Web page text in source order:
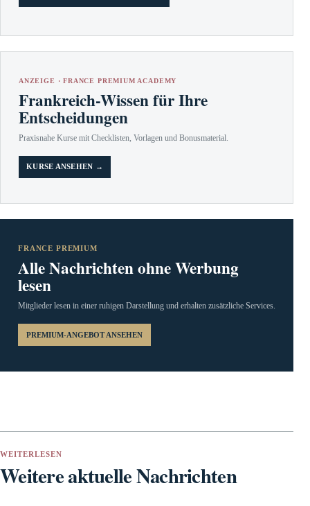
ANZEIGE · FRANCE PREMIUM ACADEMY
Frankreich-Wissen für Ihre
Entscheidungen
Praxisnahe Kurse mit Checklisten, Vorlagen und Bonusmaterial.
KURSE ANSEHEN →
FRANCE PREMIUM
Alle Nachrichten ohne Werbung
lesen
Mitglieder lesen in einer ruhigen Darstellung und erhalten zusätzliche Services.
PREMIUM-ANGEBOT ANSEHEN
WEITERLESEN
Weitere aktuelle Nachrichten